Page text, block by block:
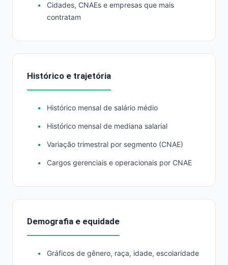
Cidades, CNAEs e empresas que mais
contratam
Histórico e trajetória
Histórico mensal de salário médio
Histórico mensal de mediana salarial
Variação trimestral por segmento (CNAE)
Cargos gerenciais e operacionais por CNAE
Demografia e equidade
Gráficos de gênero, raça, idade, escolaridade